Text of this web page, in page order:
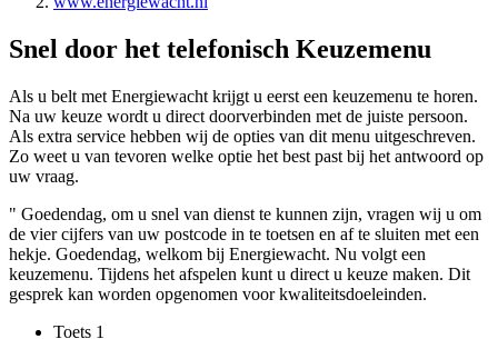
Snel door het telefonisch Keuzemenu
Als u belt met Energiewacht krijgt u eerst een keuzemenu te horen.
Na uw keuze wordt u direct doorverbinden met de juiste persoon.
Als extra service hebben wij de opties van dit menu uitgeschreven.
Zo weet u van tevoren welke optie het best past bij het antwoord op
uw vraag.
" Goedendag, om u snel van dienst te kunnen zijn, vragen wij u om
de vier cijfers van uw postcode in te toetsen en af te sluiten met een
hekje. Goedendag, welkom bij Energiewacht. Nu volgt een
keuzemenu. Tijdens het afspelen kunt u direct u keuze maken. Dit
gesprek kan worden opgenomen voor kwaliteitsdoeleinden.
Toets 1